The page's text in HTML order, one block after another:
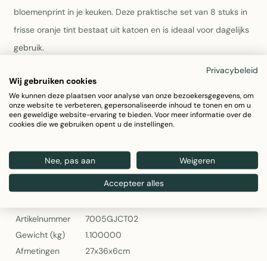
bloemenprint in je keuken. Deze praktische set van 8 stuks in
frisse oranje tint bestaat uit katoen en is ideaal voor dagelijks
gebruik.
Set van 8 stuks
Afmetingen: 35x50cm en 40x40cm
100% katoen
Kleur: Oranje met bloemenpatroon
Daisy Flowers Keukenset in Oranje – Linen & More
Artikelnummer
7005GJCT02
Gewicht (kg)
1.100000
Afmetingen
27x36x6cm
Privacybeleid
Wij gebruiken cookies
We kunnen deze plaatsen voor analyse van onze bezoekersgegevens, om
onze website te verbeteren, gepersonaliseerde inhoud te tonen en om u
een geweldige website-ervaring te bieden. Voor meer informatie over de
cookies die we gebruiken opent u de instellingen.
Nee, pas aan Weigeren
Accepteer alles